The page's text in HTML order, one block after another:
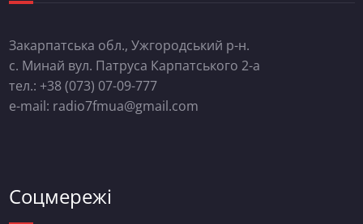
Закарпатська обл., Ужгородський р-н.
с. Минай вул. Патруса Карпатського 2-а
тел.: +38 (073) 07-09-777
e-mail: radio7fmua@gmail.com
Соцмережі